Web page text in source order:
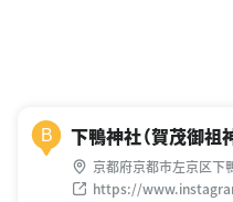
B 下鴨神社（賀茂御祖
京都府京都市左京区下
https://